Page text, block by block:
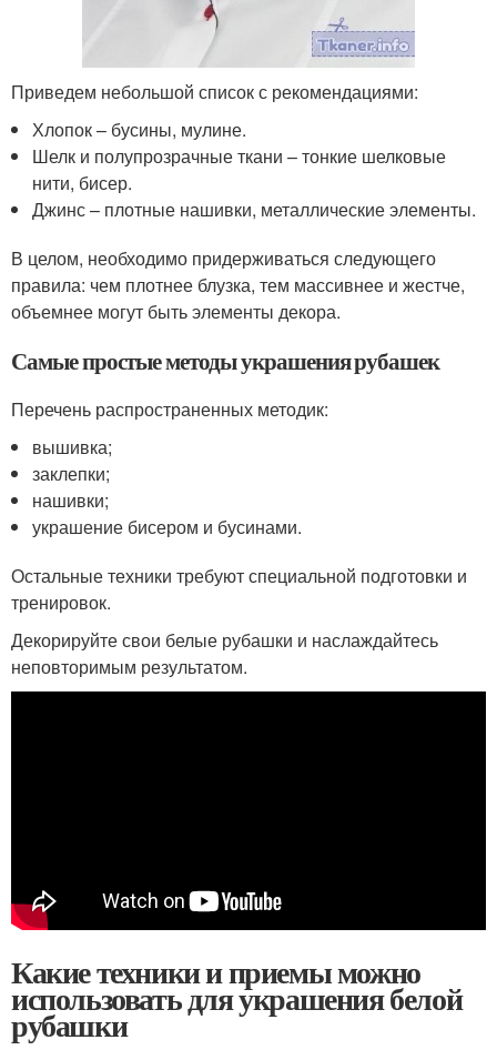
Приведем небольшой список с рекомендациями:
Хлопок – бусины, мулине.
Шелк и полупрозрачные ткани – тонкие шелковые
нити, бисер.
Джинс – плотные нашивки, металлические элементы.
В целом, необходимо придерживаться следующего
правила: чем плотнее блузка, тем массивнее и жестче,
объемнее могут быть элементы декора.
Самые простые методы украшения рубашек
Перечень распространенных методик:
вышивка;
заклепки;
нашивки;
украшение бисером и бусинами.
Остальные техники требуют специальной подготовки и
тренировок.
Декорируйте свои белые рубашки и наслаждайтесь
неповторимым результатом.
Какие техники и приемы можно
использовать для украшения белой
рубашки